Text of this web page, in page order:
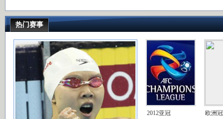
热门赛事
2012亚冠 欧洲